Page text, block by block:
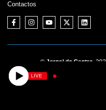
Contactos
© Jornal do Centro,
LIVE